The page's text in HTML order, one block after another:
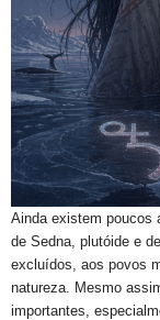
Ainda existem poucos
de Sedna, plutóide e
excluídos, aos povos
natureza. Mesmo
importantes,